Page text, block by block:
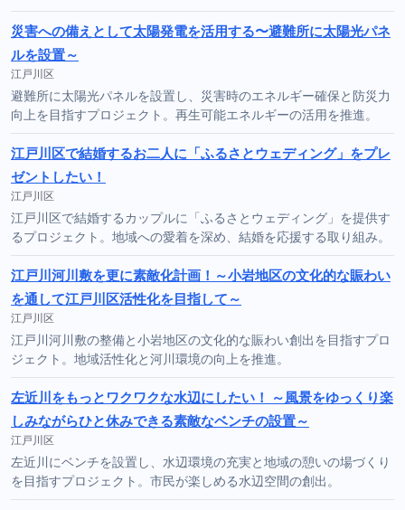
災害への備えとして太陽発電を活用する〜避難所に太陽光パネ
ルを設置～
江戸川区
避難所に太陽光パネルを設置し、災害時のエネルギー確保と防災力
向上を目指すプロジェクト。再生可能エネルギーの活用を推進。
江戸川区で結婚するお二人に「ふるさとウェディング」をプレ
ゼントしたい！
江戸川区
江戸川区で結婚するカップルに「ふるさとウェディング」を提供す
るプロジェクト。地域への愛着を深め、結婚を応援する取り組み。
江戸川河川敷を更に素敵化計画！～小岩地区の文化的な賑わい
を通して江戸川区活性化を目指して～
江戸川区
江戸川河川敷の整備と小岩地区の文化的な賑わい創出を目指すプロ
ジェクト。地域活性化と河川環境の向上を推進。
左近川をもっとワクワクな水辺にしたい！ ～風景をゆっくり楽
しみながらひと休みできる素敵なベンチの設置～
江戸川区
左近川にベンチを設置し、水辺環境の充実と地域の憩いの場づくり
を目指すプロジェクト。市民が楽しめる水辺空間の創出。